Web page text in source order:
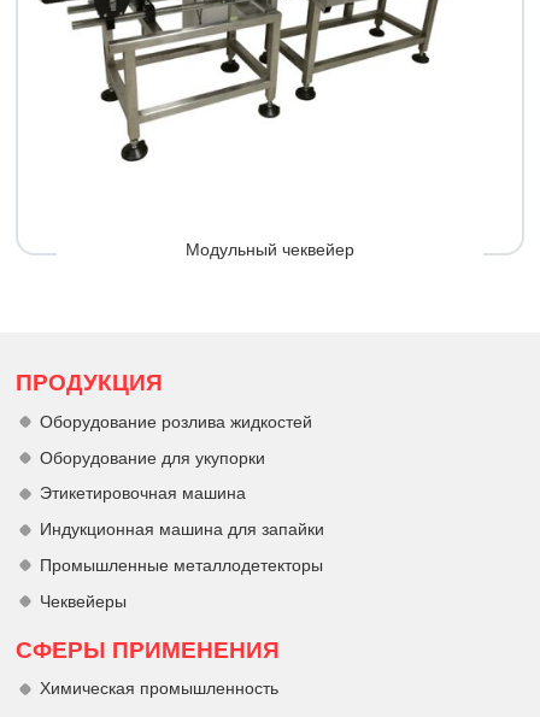
Модульный чеквейер
ПРОДУКЦИЯ
Оборудование розлива жидкостей
Оборудование для укупорки
Этикетировочная машина
Индукционная машина для запайки
Промышленные металлодетекторы
Чеквейеры
СФЕРЫ ПРИМЕНЕНИЯ
Химическая промышленность